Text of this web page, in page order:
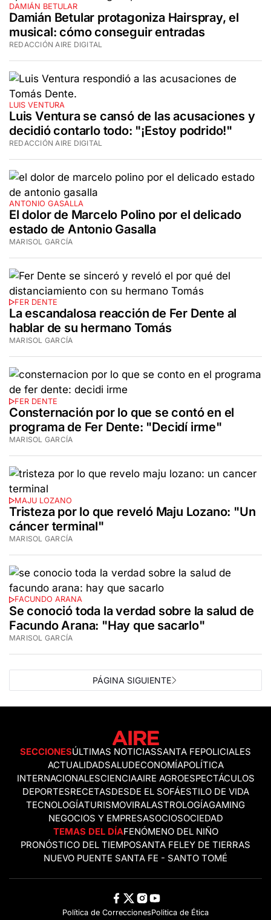
DAMIÁN BETULAR
Damián Betular protagoniza Hairspray, el
musical: cómo conseguir entradas
REDACCIÓN AIRE DIGITAL
LUIS VENTURA
Luis Ventura se cansó de las acusaciones y
decidió contarlo todo: "¡Estoy podrido!"
REDACCIÓN AIRE DIGITAL
ANTONIO GASALLA
El dolor de Marcelo Polino por el delicado
estado de Antonio Gasalla
MARISOL GARCÍA
FER DENTE
La escandalosa reacción de Fer Dente al
hablar de su hermano Tomás
MARISOL GARCÍA
FER DENTE
Consternación por lo que se contó en el
programa de Fer Dente: "Decidí irme"
MARISOL GARCÍA
MAJU LOZANO
Tristeza por lo que reveló Maju Lozano: "Un
cáncer terminal"
MARISOL GARCÍA
FACUNDO ARANA
Se conoció toda la verdad sobre la salud de
Facundo Arana: "Hay que sacarlo"
MARISOL GARCÍA
PÁGINA SIGUIENTE
SECCIONESÚLTIMAS NOTICIASSANTA FEPOLICIALES
ACTUALIDADSALUDECONOMÍAPOLÍTICA
INTERNACIONALESCIENCIAAIRE AGROESPECTÁCULOS
DEPORTESRECETASDESDE EL SOFÁESTILO DE VIDA
TECNOLOGÍATURISMOVIRALASTROLOGÍAGAMING
NEGOCIOS Y EMPRESASOCIOSOCIEDAD
TEMAS DEL DÍAFENÓMENO DEL NIÑO
PRONÓSTICO DEL TIEMPOSANTA FELEY DE TIERRAS
NUEVO PUENTE SANTA FE - SANTO TOMÉ
Política de CorreccionesPolitica de Ética